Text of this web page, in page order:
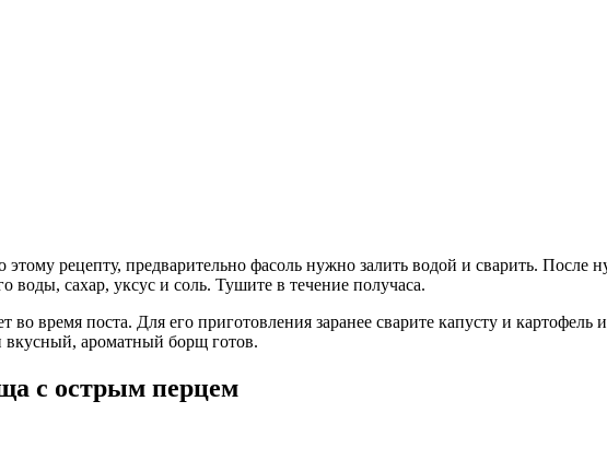
этому рецепту, предварительно фасоль нужно залить водой и сварить.
воды, сахар, уксус и соль. Тушите в течение получаса.
время поста. Для его приготовления заранее сварите капусту и
вкусный, ароматный борщ готов.
с острым перцем